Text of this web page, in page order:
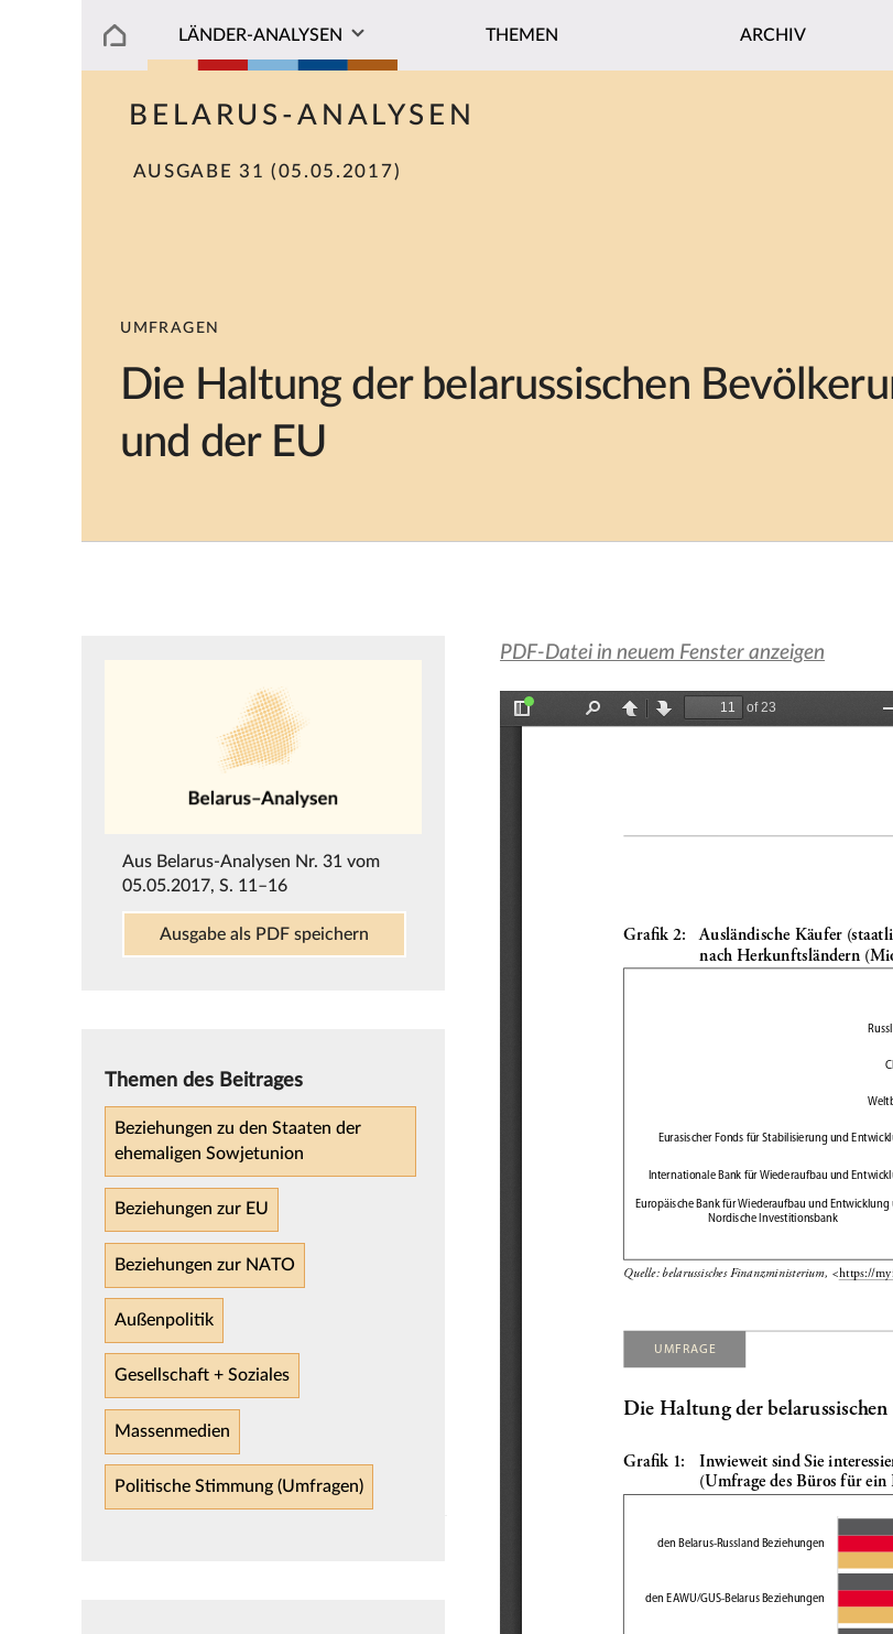
LÄNDER-ANALYSEN THEMEN ARCHIV
BELARUS-ANALYSEN
AUSGABE 31 (05.05.2017)
UMFRAGEN
Die Haltung der belarussischen
und der EU
Aus Belarus-Analysen Nr. 31 vom
05.05.2017, S. 11–16
Ausgabe als PDF speichern
Themen des Beitrages
Beziehungen zu den Staaten der
ehemaligen Sowjetunion
Beziehungen zur EU
Beziehungen zur NATO
Außenpolitik
Gesellschaft + Soziales
Massenmedien
Politische Stimmung (Umfragen)
PDF-Datei in neuem Fenster anzeigen